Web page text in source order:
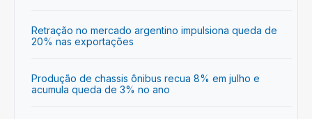
Retração no mercado argentino impulsiona queda de
20% nas exportações
Produção de chassis ônibus recua 8% em julho e
acumula queda de 3% no ano